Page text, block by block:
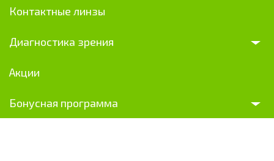
Контактные линзы
Диагностика зрения
Акции
Бонусная программа